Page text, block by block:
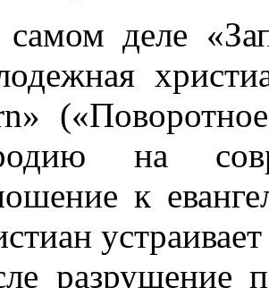
деле
на
к
разрушение